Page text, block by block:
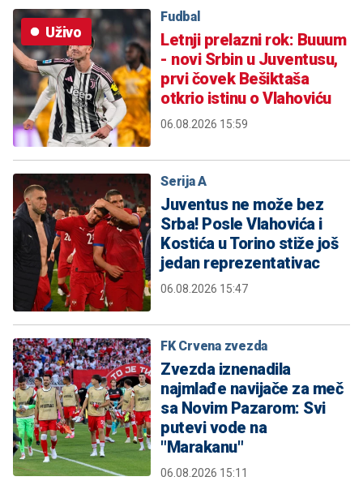
Uživo
Fudbal
Letnji prelazni rok: Buuum
- novi Srbin u Juventusu,
prvi čovek Bešiktaša
otkrio istinu o Vlahoviću
06.08.2026 15:59
Serija A
Juventus ne može bez
Srba! Posle Vlahovića i
Kostića u Torino stiže još
jedan reprezentativac
06.08.2026 15:47
FK Crvena zvezda
Zvezda iznenadila
najmlađe navijače za meč
sa Novim Pazarom: Svi
putevi vode na
"Marakanu"
06.08.2026 15:11